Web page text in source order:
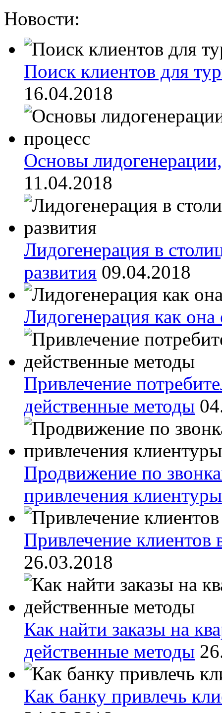
Новости:
Поиск клиентов для
16.04.2018
Основы
11.04.2018
Лидогенерация в
развития 09.04.2018
Лидогенерация как она
Привлечение
действенные методы
Продвижение по
привлечения клиентуры
Привлечение
26.03.2018
Как найти заказы на
действенные методы
Как банку привлечь